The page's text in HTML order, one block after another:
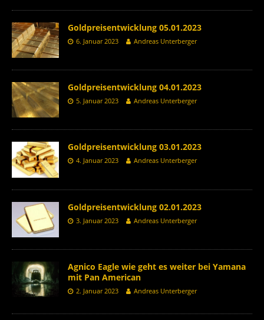
Goldpreisentwicklung 05.01.2023
6. Januar 2023 Andreas Unterberger
Goldpreisentwicklung 04.01.2023
5. Januar 2023 Andreas Unterberger
Goldpreisentwicklung 03.01.2023
4. Januar 2023 Andreas Unterberger
Goldpreisentwicklung 02.01.2023
3. Januar 2023 Andreas Unterberger
Agnico Eagle wie geht es weiter bei Yamana
mit Pan American
2. Januar 2023 Andreas Unterberger